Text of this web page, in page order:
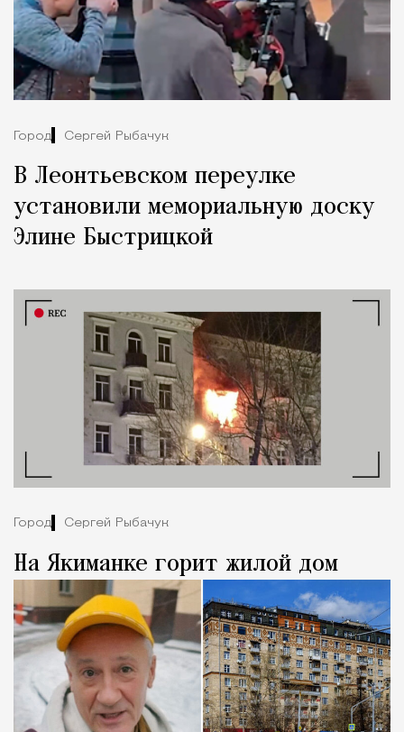
Город Сергей Рыбачук
В Леонтьевском переулке
установили мемориальную доску
Элине Быстрицкой
Город Сергей Рыбачук
На Якиманке горит жилой дом